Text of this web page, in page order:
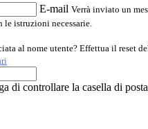
E-mail Verrà inviato un
istruzioni necessarie.
al nome utente? Effettua il reset
di controllare la casella di